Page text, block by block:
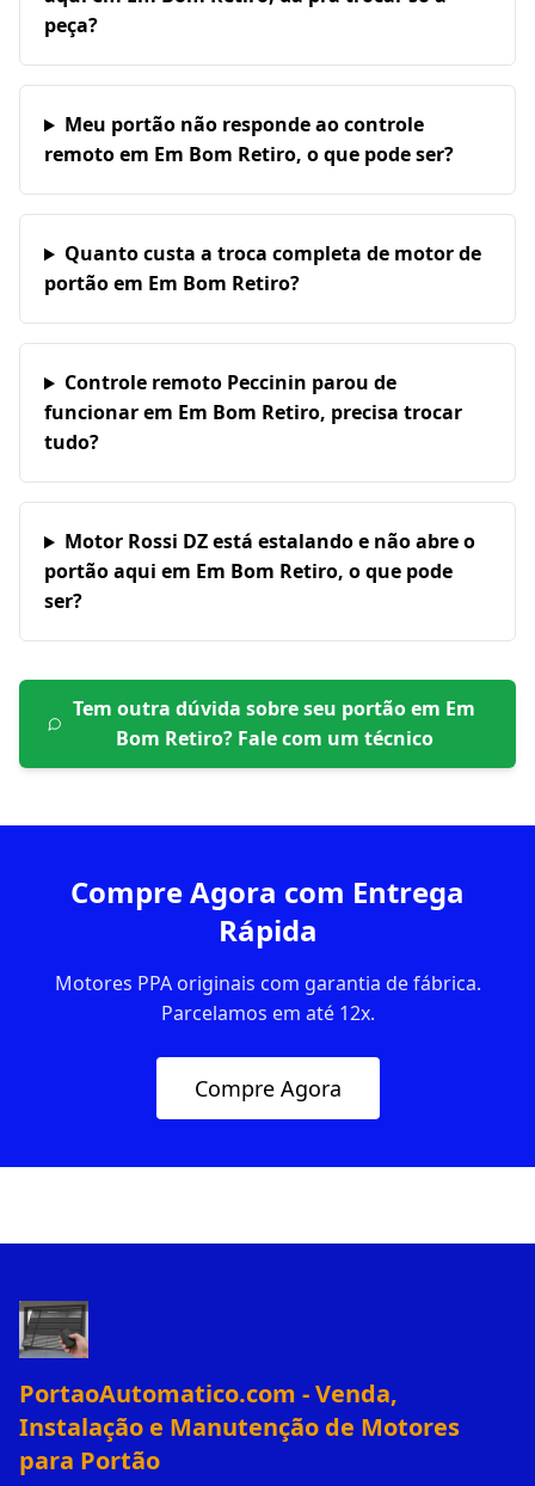
peça?
Meu portão não responde ao controle
remoto em Em Bom Retiro, o que pode ser?
Quanto custa a troca completa de motor de
portão em Em Bom Retiro?
Controle remoto Peccinin parou de
funcionar em Em Bom Retiro, precisa trocar
tudo?
Motor Rossi DZ está estalando e não abre o
portão aqui em Em Bom Retiro, o que pode
ser?
Tem outra dúvida sobre seu portão em Em
Bom Retiro? Fale com um técnico
Compre Agora com Entrega
Rápida
Motores PPA originais com garantia de fábrica.
Parcelamos em até 12x.
Compre Agora
PortaoAutomatico.com - Venda,
Instalação e Manutenção de Motores
para Portão